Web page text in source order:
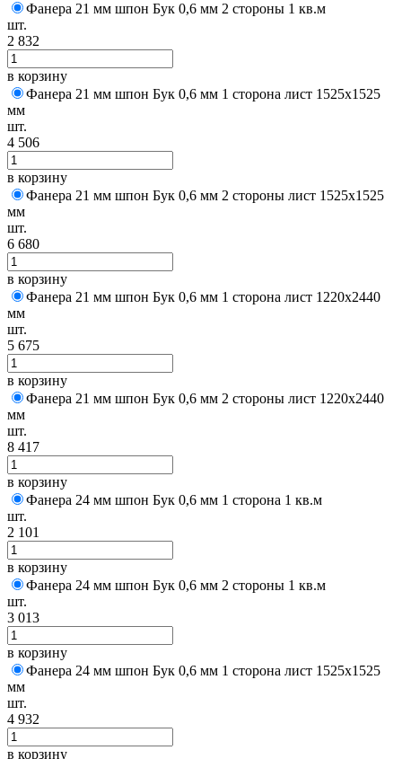
Фанера 21 мм шпон Бук 0,6 мм 2 стороны 1 кв.м
шт.
2 832
в корзину
Фанера 21 мм шпон Бук 0,6 мм 1 сторона лист 1525х1525
мм
шт.
4 506
в корзину
Фанера 21 мм шпон Бук 0,6 мм 2 стороны лист 1525х1525
мм
шт.
6 680
в корзину
Фанера 21 мм шпон Бук 0,6 мм 1 сторона лист 1220х2440
мм
шт.
5 675
в корзину
Фанера 21 мм шпон Бук 0,6 мм 2 стороны лист 1220х2440
мм
шт.
8 417
в корзину
Фанера 24 мм шпон Бук 0,6 мм 1 сторона 1 кв.м
шт.
2 101
в корзину
Фанера 24 мм шпон Бук 0,6 мм 2 стороны 1 кв.м
шт.
3 013
в корзину
Фанера 24 мм шпон Бук 0,6 мм 1 сторона лист 1525х1525
мм
шт.
4 932
в корзину